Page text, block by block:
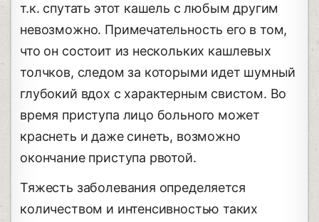
т.к. спутать этот кашель с любым другим
невозможно. Примечательность его в том,
что он состоит из нескольких кашлевых
толчков, следом за которыми идет шумный
глубокий вдох с характерным свистом. Во
время приступа лицо больного может
краснеть и даже синеть, возможно
окончание приступа рвотой.
Тяжесть заболевания определяется
количеством и интенсивностью таких